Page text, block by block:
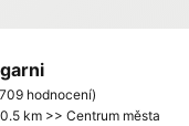
709 hodnocení)
km >> Centrum města